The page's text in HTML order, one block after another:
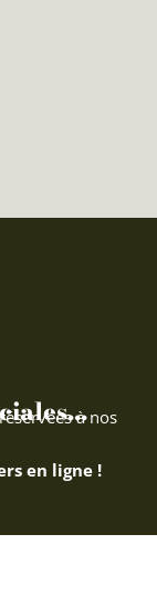
à nos
en ligne !